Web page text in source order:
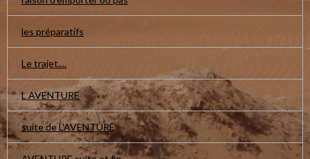
les préparatifs
Le trajet....
L AVENTURE
suite de L'AVENTURE